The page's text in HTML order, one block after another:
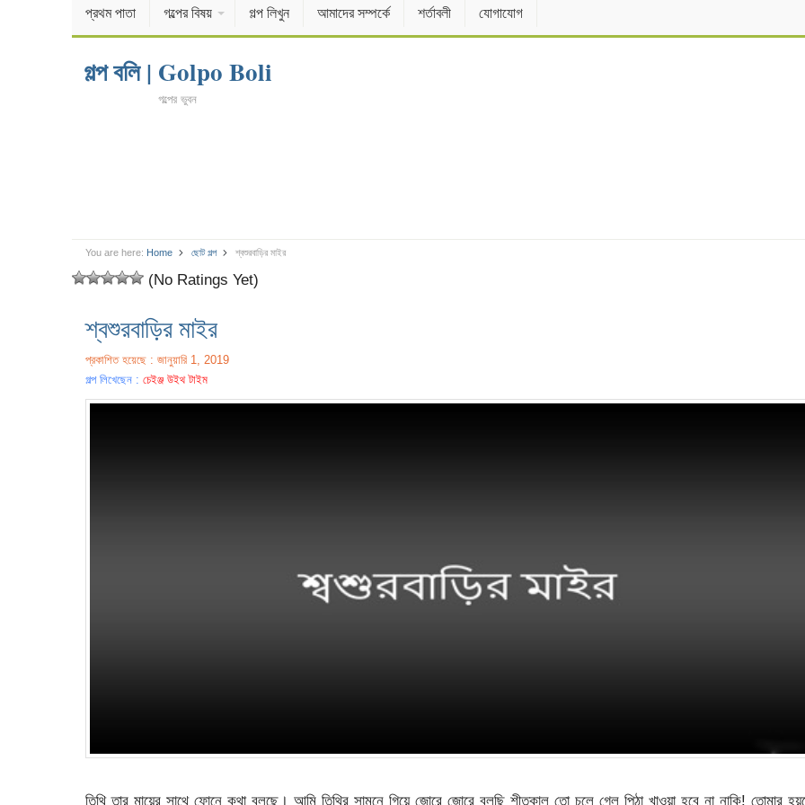
প্রথম পাতা গল্পের বিষয় গল্প লিখুন আমাদের সম্পর্কে শর্তাবলী যোগাযোগ
গল্প বলি | Golpo Boli
গল্পের ভুবন
You are here: Home ছোট গল্প শ্বশুরবাড়ির মাইর
(No Ratings Yet)
শ্বশুরবাড়ির মাইর
প্রকাশিত হয়েছে : জানুয়ারি 1, 2019
গল্প লিখেছেন : চেইঞ্জ উইথ টাইম
তিথি তার মায়ের সাথে ফোনে কথা বলছে। আমি তিথির সামনে গিয়ে জোরে জোরে বলছি শীতকাল তো চলে গেল পিঠা খাওয়া হবে না নাকি! তোমার